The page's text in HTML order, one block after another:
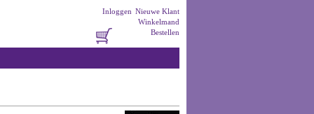
Nieuwe Klant
Inloggen
Winkelmand
Bestellen